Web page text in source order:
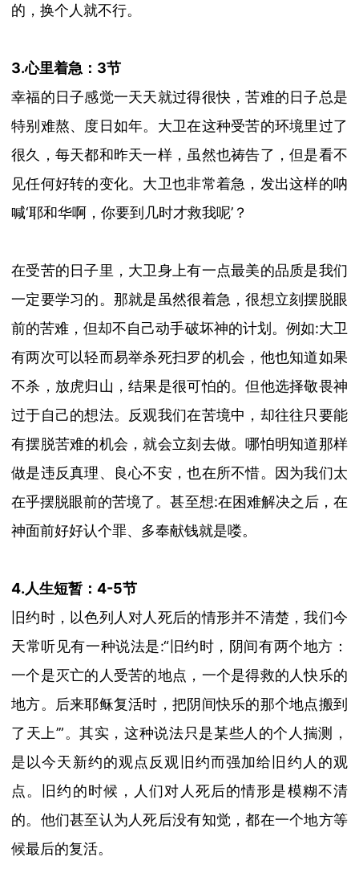
的，换个人就不行。
3.心里着急：3节
幸福的日子感觉一天天就过得很快，苦难的日子总是
特别难熬、度日如年。大卫在这种受苦的环境里过了
很久，每天都和昨天一样，虽然也祷告了，但是看不
见任何好转的变化。大卫也非常着急，发出这样的呐
喊‘耶和华啊，你要到几时才救我呢’？
在受苦的日子里，大卫身上有一点最美的品质是我们
一定要学习的。那就是虽然很着急，很想立刻摆脱眼
前的苦难，但却不自己动手破坏神的计划。 例如:大卫
有两次可以轻而易举杀死扫罗的机会，他也知道如果
不杀，放虎归山，结果是很可怕的。但他选择敬畏神
过于自己的想法。反观我们在苦境中，却往往只要能
有摆脱苦难的机会，就会立刻去做。哪怕明知道那样
做是违反真理、良心不安，也在所不惜。因为我们太
在乎摆脱眼前的苦境了。甚至想:在困难解决之后，在
神面前好好认个罪、多奉献钱就是喽。
4.人生短暂：4-5节
旧约时，以色列人对人死后的情形并不清楚，我们今
天常听见有一种说法是:“旧约时，阴间有两个地方：
一个是灭亡的人受苦的地点，一个是得救的人快乐的
地方。后来耶稣复活时，把阴间快乐的那个地点搬到
了天上’”。其实，这种说法只是某些人的个人揣测，
是以今天新约的观点反观旧约而强加给旧约人的观
点。旧约的时候，人们对人死后的情形是模糊不清
的。他们甚至认为人死后没有知觉，都在一个地方等
候最后的复活。